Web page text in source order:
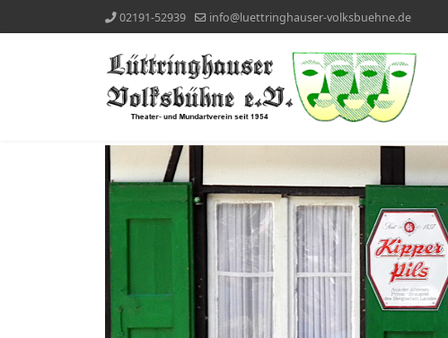
02191-52939 info@luettringhauser-volksbuehne.de